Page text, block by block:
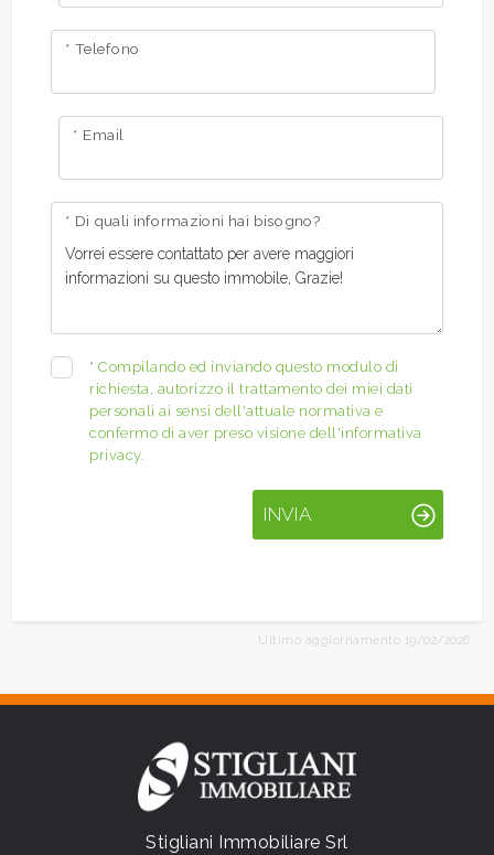
* Telefono
* Email
* Di quali informazioni hai bisogno?
*Compilando ed inviando questo modulo di
richiesta, autorizzo il trattamento dei miei dati
personali ai sensi dell'attuale normativa e
confermo di aver preso visione dell'informativa
privacy.
INVIA
Ultimo aggiornamento 19/02/2026
Stigliani Immobiliare Srl